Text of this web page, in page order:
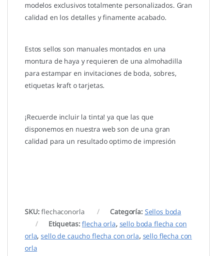
modelos exclusivos totalmente personalizados. Gran
calidad en los detalles y finamente acabado.
Estos sellos son manuales montados en una
montura de haya y requieren de una almohadilla
para estampar en invitaciones de boda, sobres,
etiquetas kraft o tarjetas.
¡Recuerde incluir la tinta! ya que las que
disponemos en nuestra web son de una gran
calidad para un resultado optimo de impresión
SKU:flechaconorla Categoría: Sellos boda
Etiquetas:flecha orla, sello boda flecha con
orla,sello de caucho flecha con orla, sello flecha con
orla